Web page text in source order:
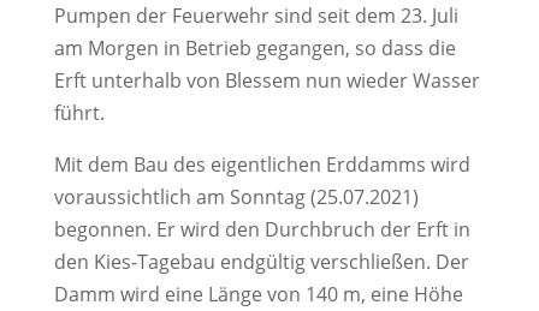
Pumpen der Feuerwehr sind seit dem 23. Juli
am Morgen in Betrieb gegangen, so dass die
Erft unterhalb von Blessem nun wieder Wasser
führt.
Mit dem Bau des eigentlichen Erddamms wird
voraussichtlich am Sonntag (25.07.2021)
begonnen. Er wird den Durchbruch der Erft in
den Kies-Tagebau endgültig verschließen. Der
Damm wird eine Länge von 140 m, eine Höhe